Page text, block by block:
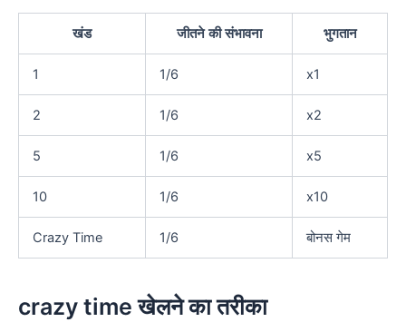
खंड जीतने की संभावना भुगतान
1 1/6 x1
2 1/6 x2
5 1/6 x5
10 1/6 x10
Crazy Time 1/6 बोनस गेम
crazy time खेलने का तरीका